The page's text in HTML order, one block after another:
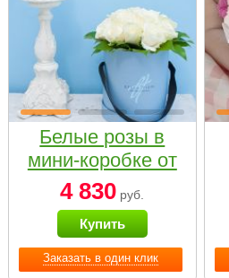
Заказать в один клик
Белые розы в
мини-коробке от
Bella Fiori
4 830 руб.
Купить